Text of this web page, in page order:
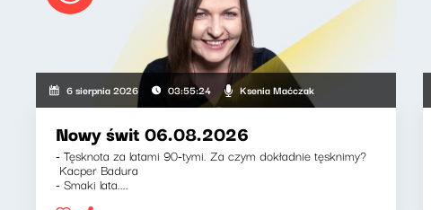
6 sierpnia 2026 03:55:24 Ksenia Maćczak
Nowy świt 06.08.2026
- Tęsknota za latami 90-tymi. Za czym dokładnie tęsknimy?
Kacper Badura
- Smaki lata....